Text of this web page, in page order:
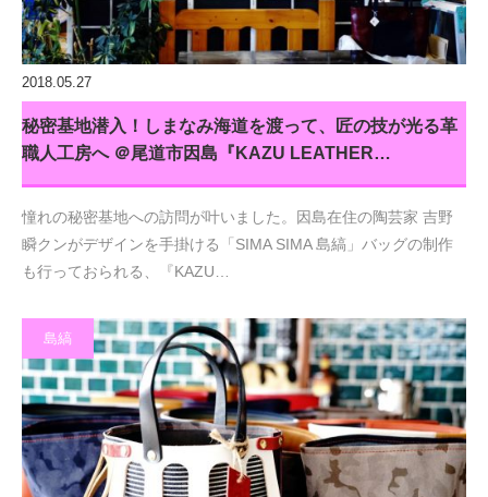
2018.05.27
秘密基地潜入！しまなみ海道を渡って、匠の技が光る革
職人工房へ ＠尾道市因島『KAZU LEATHER…
憧れの秘密基地への訪問が叶いました。因島在住の陶芸家 吉野
瞬クンがデザインを手掛ける「SIMA SIMA 島縞」バッグの制作
も行っておられる、『KAZU…
島縞